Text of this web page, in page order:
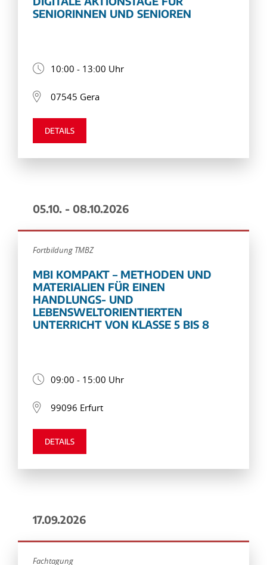
SENIORINNEN UND SENIOREN
10:00 - 13:00 Uhr
07545 Gera
DETAILS
05.10. - 08.10.2026
Fortbildung TMBZ
MBI KOMPAKT – METHODEN UND
MATERIALIEN FÜR EINEN
HANDLUNGS- UND
LEBENSWELTORIENTIERTEN
UNTERRICHT VON KLASSE 5 BIS 8
09:00 - 15:00 Uhr
99096 Erfurt
DETAILS
17.09.2026
Fachtagung